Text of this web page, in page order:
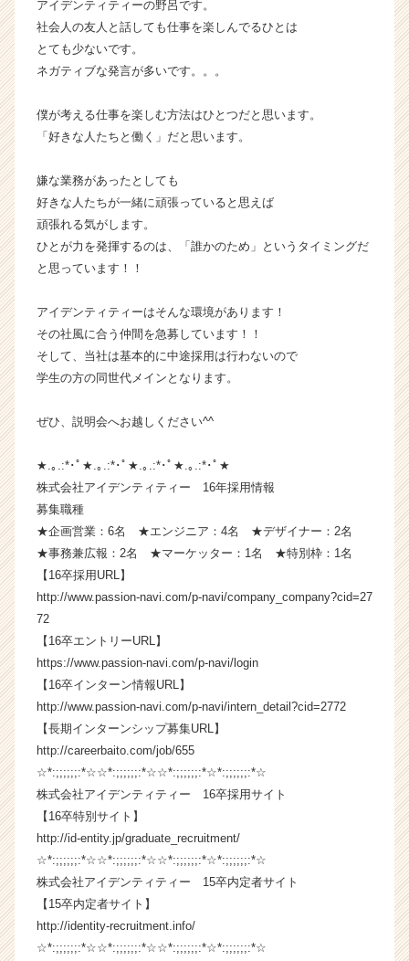
ラ
|
ン
チ
ー・
長
業
ス
カ
ト
が
く
活
サ
チ
ア
ャ
ア
e
e
r
C
a
r）
アイデンティティーの野呂です。
社会人の友人と話しても仕事を楽しんでるひとは
とても少ないです。
ネガティブな発言が多いです。。。
僕が考える仕事を楽しむ方法はひとつだと思います。
「好きな人たちと働く」だと思います。
嫌な業務があったとしても
好きな人たちが一緒に頑張っていると思えば
頑張れる気がします。
ひとが力を発揮するのは、「誰かのため」というタイミングだ
と思っています！！
アイデンティティーはそんな環境があります！
その社風に合う仲間を急募しています！！
そして、当社は基本的に中途採用は行わないので
学生の方の同世代メインとなります。
ぜひ、説明会へお越しください^^
★.｡.:*･ﾟ★.｡.:*･ﾟ★.｡.:*･ﾟ★.｡.:*･ﾟ★
株式会社アイデンティティー 16年採用情報
募集職種
★企画営業：6名 ★エンジニア：4名 ★デザイナー：2名
★事務兼広報：2名 ★マーケッター：1名 ★特別枠：1名
【16卒採用URL】
http://www.passion-navi.com/p-navi/company_company?cid=27
72
【16卒エントリーURL】
https://www.passion-navi.com/p-navi/login
【16卒インターン情報URL】
http://www.passion-navi.com/p-navi/intern_detail?cid=2772
【長期インターンシップ募集URL】
http://careerbaito.com/job/655
☆*:;;;;;;:*☆☆*:;;;;;;:*☆☆*:;;;;;;:*☆*:;;;;;;:*☆
株式会社アイデンティティー 16卒採用サイト
【16卒特別サイト】
http://id-entity.jp/graduate_recruitment/
☆*:;;;;;;:*☆☆*:;;;;;;:*☆☆*:;;;;;;:*☆*:;;;;;;:*☆
株式会社アイデンティティー 15卒内定者サイト
【15卒内定者サイト】
http://identity-recruitment.info/
☆*:;;;;;;:*☆☆*:;;;;;;:*☆☆*:;;;;;;:*☆*:;;;;;;:*☆